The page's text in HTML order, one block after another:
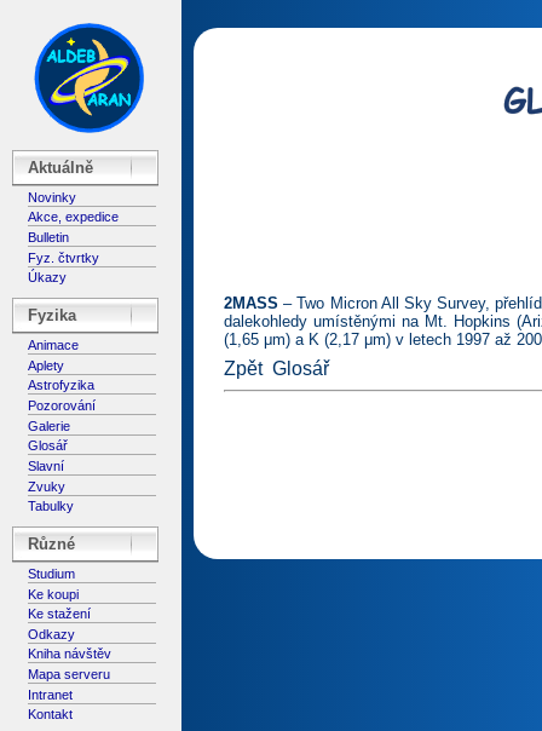
Aktuálně
Novinky
Akce, expedice
Bulletin
Fyz. čtvrtky
Úkazy
Fyzika
Animace
Aplety
Astrofyzika
Pozorování
Galerie
Glosář
Slavní
Zvuky
Tabulky
Různé
Studium
Ke koupi
Ke stažení
Odkazy
Kniha návštěv
Mapa serveru
Intranet
Kontakt
2MASS – Two Micron All Sky Survey,
dalekohledy umístěnými na Mt. Hopkins
(1,65 μm) a K (2,17 μm) v letech 1997 až
Zpět Glosář